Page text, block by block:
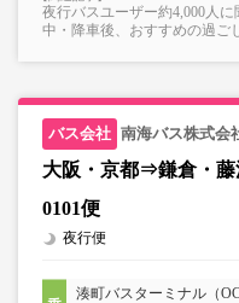
夜行バスユーザー約4,000人
中・降車後、おすすめの過ご
南海バス株式会
大阪・京都⇒鎌倉・藤
0101便
夜行便
湊町バスターミナル（